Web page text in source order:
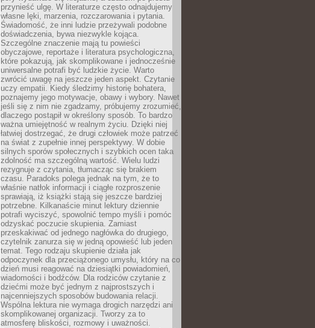
przynieść ulgę. W literaturze często odnajdujemy
własne lęki, marzenia, rozczarowania i pytania.
Świadomość, że inni ludzie przeżywali podobne
doświadczenia, bywa niezwykle kojąca.
Szczególne znaczenie mają tu powieści
obyczajowe, reportaże i literatura psychologiczna,
które pokazują, jak skomplikowane i jednocześnie
uniwersalne potrafi być ludzkie życie. Warto
zwrócić uwagę na jeszcze jeden aspekt. Czytanie
uczy empatii. Kiedy śledzimy historię bohatera,
poznajemy jego motywacje, obawy i wybory. Nawet
jeśli się z nim nie zgadzamy, próbujemy zrozumieć,
dlaczego postąpił w określony sposób. To bardzo
ważna umiejętność w realnym życiu. Dzięki niej
łatwiej dostrzegać, że drugi człowiek może patrzeć
na świat z zupełnie innej perspektywy. W dobie
silnych sporów społecznych i szybkich ocen taka
zdolność ma szczególną wartość. Wielu ludzi
rezygnuje z czytania, tłumacząc się brakiem
czasu. Paradoks polega jednak na tym, że to
właśnie natłok informacji i ciągłe rozproszenie
sprawiają, iż książki stają się jeszcze bardziej
potrzebne. Kilkanaście minut lektury dziennie
potrafi wyciszyć, spowolnić tempo myśli i pomóc
odzyskać poczucie skupienia. Zamiast
przeskakiwać od jednego nagłówka do drugiego,
czytelnik zanurza się w jedną opowieść lub jeden
temat. Tego rodzaju skupienie działa jak
odpoczynek dla przeciążonego umysłu, który na co
dzień musi reagować na dziesiątki powiadomień,
wiadomości i bodźców. Dla rodziców czytanie z
dziećmi może być jednym z najprostszych i
najcenniejszych sposobów budowania relacji.
Wspólna lektura nie wymaga drogich narzędzi ani
skomplikowanej organizacji. Tworzy za to
atmosferę bliskości, rozmowy i uważności.